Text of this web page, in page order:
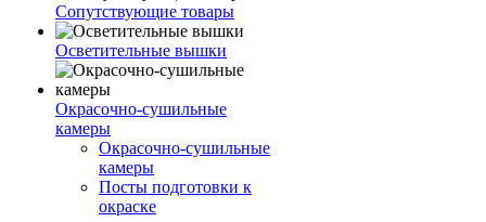
Сопутствующие товары
Осветительные вышки
Окрасочно-сушильные
камеры
Окрасочно-сушильные
камеры
Посты подготовки к
окраске